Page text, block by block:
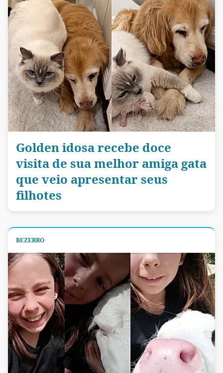
Golden idosa recebe doce
visita de sua melhor amiga gata
que veio apresentar seus
filhotes
BEZERRO